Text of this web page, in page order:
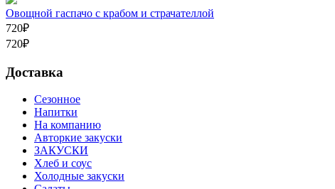
Овощной гаспачо с крабом и страчателлой
720₽
720₽
Доставка
Сезонное
Напитки
На компанию
Авторкие закуски
ЗАКУСКИ
Хлеб и соус
Холодные закуски